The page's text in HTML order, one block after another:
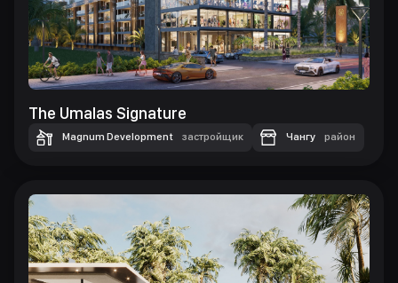
The Umalas Signature
Magnum Development застройщик Чангу район